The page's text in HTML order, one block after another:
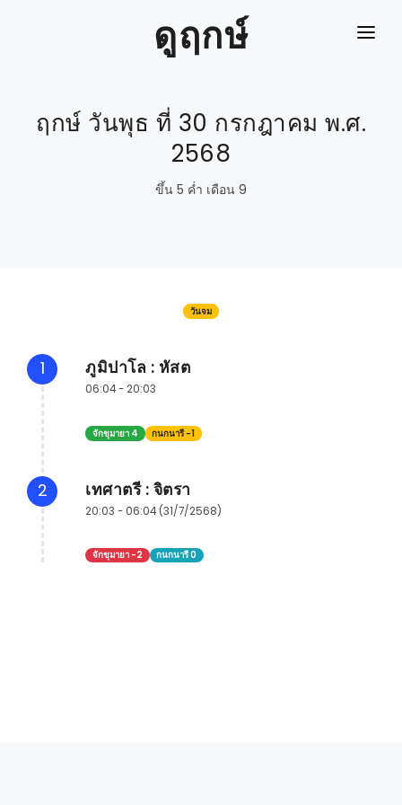
ดูฤกษ์
ปฎิทิน
ฤกษ์ วันพุธ ที่ 30 กรกฎาคม พ.ศ.
2568
ขึ้น 5 ค่ำ เดือน 9
วันจม
1 ภูมิปาโล : หัสต
06:04 - 20:03
จักขุมายา 4 กนกนารี -1
2 เทศาตรี : จิตรา
20:03 - 06:04 (31/7/2568)
จักขุมายา -2 กนกนารี 0